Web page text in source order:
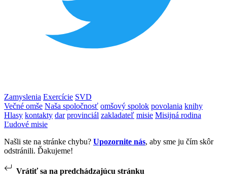
Zamyslenia Exercície SVD
Večné omše Naša spoločnosť omšový spolok povolania knihy
Hlasy kontakty dar provinciál zakladateľ misie Misijná rodina
Ľudové misie
Našli ste na stránke chybu? Upozornite nás, aby sme ju čím skôr
odstránili. Ďakujeme!
Vrátiť sa na predchádzajúcu stránku